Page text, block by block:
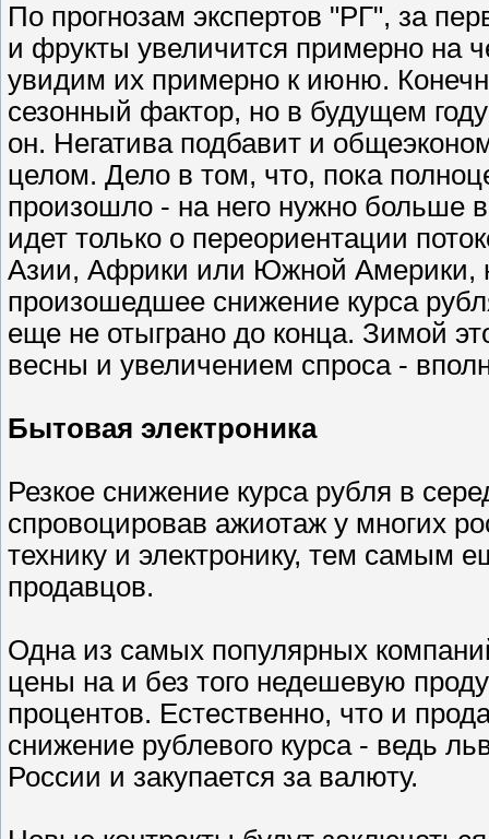
По прогнозам экспертов "РГ", за
и фрукты увеличится примерно на
увидим их примерно к июню.
сезонный фактор, но в будущем
он. Негатива подбавит и
целом. Дело в том, что, пока
произошло - на него нужно больше
идет только о переориентации
Азии, Африки или Южной Америки,
произошедшее снижение курса
еще не отыграно до конца. Зимой
весны и увеличением спроса -
Бытовая электроника
Резкое снижение курса рубля в
спровоцировав ажиотаж у многих
технику и электронику, тем самым
продавцов.
Одна из самых популярных
цены на и без того недешевую
процентов. Естественно, что и
снижение рублевого курса - ведь
России и закупается за валюту.